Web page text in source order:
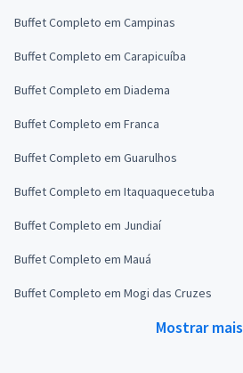
Buffet Completo em Campinas
Buffet Completo em Carapicuíba
Buffet Completo em Diadema
Buffet Completo em Franca
Buffet Completo em Guarulhos
Buffet Completo em Itaquaquecetuba
Buffet Completo em Jundiaí
Buffet Completo em Mauá
Buffet Completo em Mogi das Cruzes
Mostrar mais